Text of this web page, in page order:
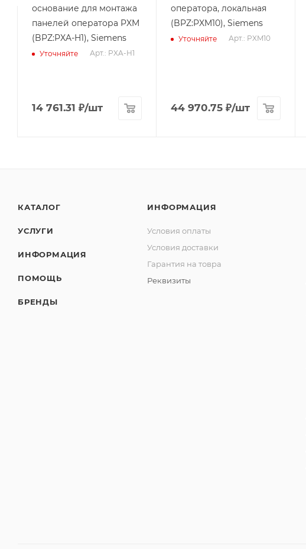
основание для монтажа
панелей оператора PXM
(BPZ:PXA-H1), Siemens
Уточняйте Арт.: PXA-H1
14 761.31 ₽/шт
оператора, локальная
(BPZ:PXM10), Siemens
Уточняйте Арт.: PXM10
44 970.75₽/шт
КАТАЛОГ
УСЛУГИ
ИНФОРМАЦИЯ
ПОМОЩЬ
БРЕНДЫ
ИНФОРМАЦИЯ
Условия оплаты
Условия доставки
Гарантия на товра
Реквизиты